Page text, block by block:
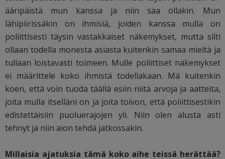
ääripäistä mun kanssa ja niin saa ollakin. Mun
lähipiirissäkin on ihmisiä, joiden kanssa mulla on
poliittisesti täysin vastakkaiset näkemykset, mutta silti
ollaan todella monesta asiasta kuitenkin samaa mieltä ja
tullaan loistavasti toimeen. Mulle poliittiset näkemykset
ei määrittele koko ihmistä todellakaan. Mä kuitenkin
koen, että voin tuoda täällä esiin niitä arvoja ja aatteita,
joita mulla itselläni on ja joita toivon, että poliittisestikin
edistettäisiin puoluerajojen yli. Niin olen alusta asti
tehnyt ja niin aion tehdä jatkossakin.
Millaisia ajatuksia tämä koko aihe teissä herättää?